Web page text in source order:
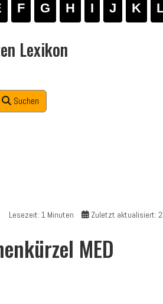
F G H I J K
Lexikon
Suchen
Lesezeit: 1 Minuten Zuletzt aktualisiert:
MED